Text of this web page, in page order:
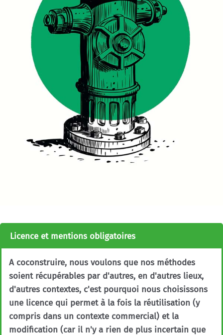
Licence et mentions obligatoires
A coconstruire, nous voulons que nos méthodes
soient récupérables par d'autres, en d'autres lieux,
d'autres contextes, c'est pourquoi nous choisissons
une licence qui permet à la fois la réutilisation (y
compris dans un contexte commercial) et la
modification (car il n'y a rien de plus incertain que